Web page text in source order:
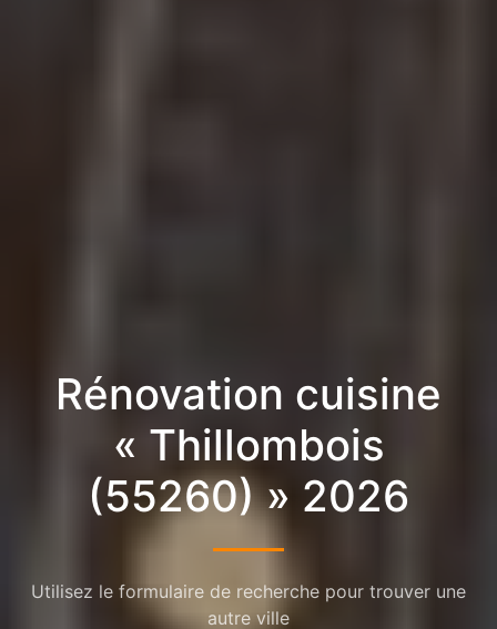
Rénovation cuisine
« Thillombois
(55260) » 2026
Utilisez le formulaire de recherche pour trouver une
autre ville